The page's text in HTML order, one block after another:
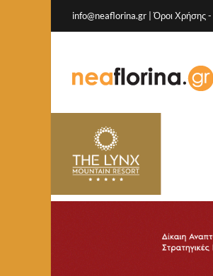
info@neaflorina.gr |Όροι Χρήσης-